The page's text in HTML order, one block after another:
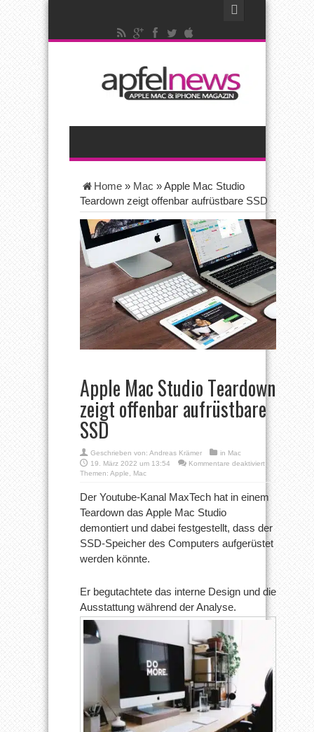
Home » Mac »Apple Mac Studio
Teardown zeigt offenbar aufrüstbare SSD
Apple Mac Studio Teardown
zeigt offenbar aufrüstbare
SSD
Geschrieben von: Andreas Krämer in Mac
19. März 2022 um 13:54
Kommentare deaktiviertfür
Apple
Mac
Teardown
zeigt
offenbar
aufrüstbare
SSD
Themen: Apple Mac
Der Youtube-Kanal MaxTech hat in einem
Teardown das Apple Mac Studio
demontiert und dabei festgestellt, dass der
SSD-Speicher des Computers aufgerüstet
werden könnte.
Er begutachtete das interne Design und die
Ausstattung während der Analyse.